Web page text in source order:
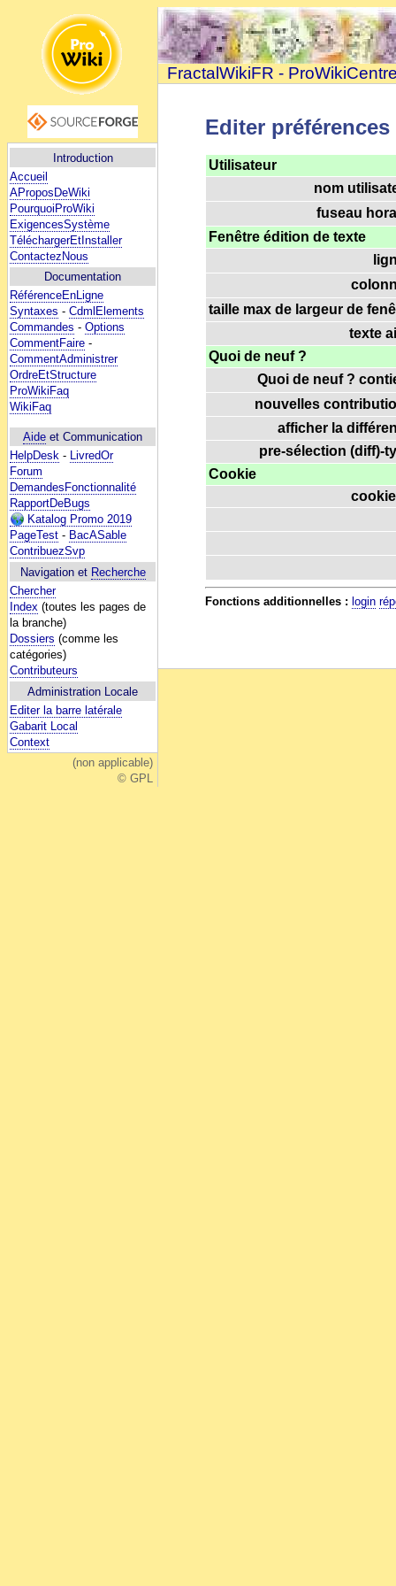
Introduction
Accueil
AProposDeWiki
PourquoiProWiki
ExigencesSystème
TéléchargerEtInstaller
ContactezNous
Documentation
RéférenceEnLigne
Syntaxes - CdmlElements
Commandes - Options
CommentFaire -
CommentAdministrer
OrdreEtStructure
ProWikiFaq
WikiFaq
Aide et Communication
HelpDesk - LivredOr
Forum
DemandesFonctionnalité
RapportDeBugs
Katalog Promo 2019
PageTest - BacASable
ContribuezSvp
Navigation et Recherche
Chercher
Index (toutes les pages de
la branche)
Dossiers (comme les
catégories)
Contributeurs
Administration Locale
Editer la barre latérale
Gabarit Local
Context
(non applicable)
© GPL
FractalWikiFR -
Editer préférences
Utilisateur
nom
fuseau
Fenêtre édition de texte
taille max de largeur de
texte
Quoi de neuf ?
Quoi de neuf ?
nouvelles
afficher la
pre-sélection (diff)-
Cookie
Fonctions additionnelles : login